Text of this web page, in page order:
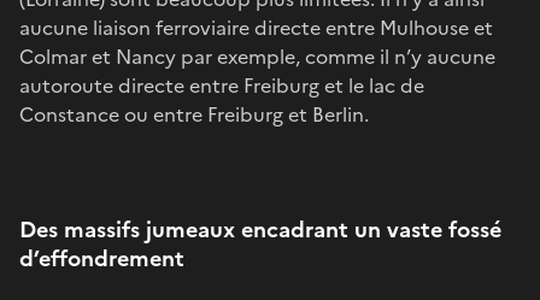
aucune liaison ferroviaire directe entre Mulhouse et
Colmar et Nancy par exemple, comme il n’y aucune
autoroute directe entre Freiburg et le lac de
Constance ou entre Freiburg et Berlin.
Des massifs jumeaux encadrant un vaste fossé
d’effondrement